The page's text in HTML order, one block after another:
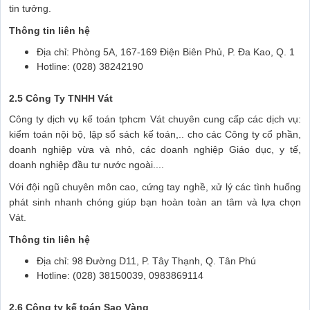
tin tưởng.
Thông tin liên hệ
Địa chỉ: Phòng 5A, 167-169 Điện Biên Phủ, P. Đa Kao, Q. 1
Hotline: (028) 38242190
2.5 Công Ty TNHH Vát
Công ty dịch vụ kế toán tphcm Vát chuyên cung cấp các dịch vụ:
kiểm toán nội bộ, lập sổ sách kế toán,.. cho các Công ty cổ phần,
doanh nghiệp vừa và nhỏ, các doanh nghiệp Giáo dục, y tế,
doanh nghiệp đầu tư nước ngoài....
Với đội ngũ chuyên môn cao, cứng tay nghề, xử lý các tình huống
phát sinh nhanh chóng giúp bạn hoàn toàn an tâm và lựa chọn
Vát.
Thông tin liên hệ
Địa chỉ: 98 Đường D11, P. Tây Thạnh, Q. Tân Phú
Hotline: (028) 38150039, 0983869114
2.6 Công ty kế toán Sao Vàng